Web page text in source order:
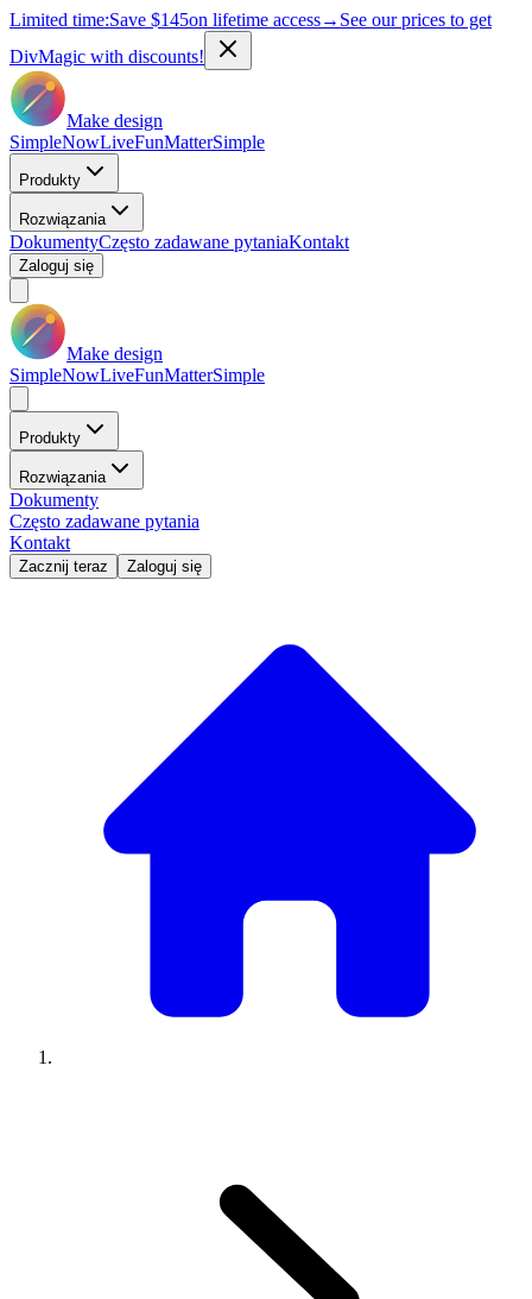
Limited time:Save $145on lifetime access→ See our prices to get
DivMagic with discounts!
Make design
SimpleNowLiveFunMatterSimple
Produkty
Rozwiązania
DokumentyCzęsto zadawane pytaniaKontakt
Zaloguj się
Make design
SimpleNowLiveFunMatterSimple
Produkty
Rozwiązania
Dokumenty
Często zadawane pytania
Kontakt
Zacznij teraz Zaloguj się